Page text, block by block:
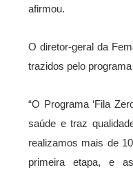
afirmou.
O diretor-geral da
trazidos pelo
“O Programa ‘Fila
saúde e traz
realizamos mais de
primeira etapa, e